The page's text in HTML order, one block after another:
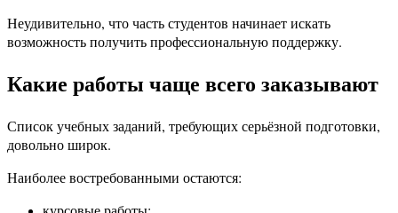
Неудивительно, что часть студентов начинает искать
возможность получить профессиональную поддержку.
Какие работы чаще всего заказывают
Список учебных заданий, требующих серьёзной подготовки,
довольно широк.
Наиболее востребованными остаются: